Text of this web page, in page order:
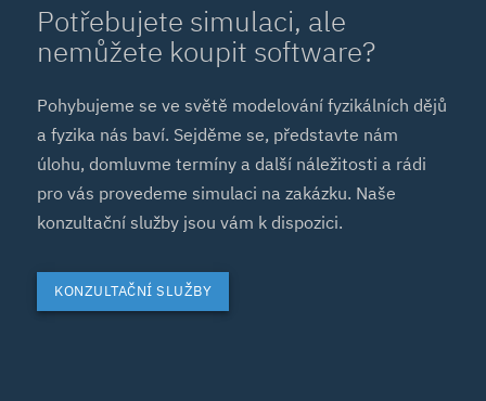
Potřebujete simulaci, ale
nemůžete koupit software?
Pohybujeme se ve světě modelování fyzikálních dějů
a fyzika nás baví. Sejděme se, představte nám
úlohu, domluvme termíny a další náležitosti a rádi
pro vás provedeme simulaci na zakázku. Naše
konzultační služby jsou vám k dispozici.
KONZULTAČNÍ SLUŽBY